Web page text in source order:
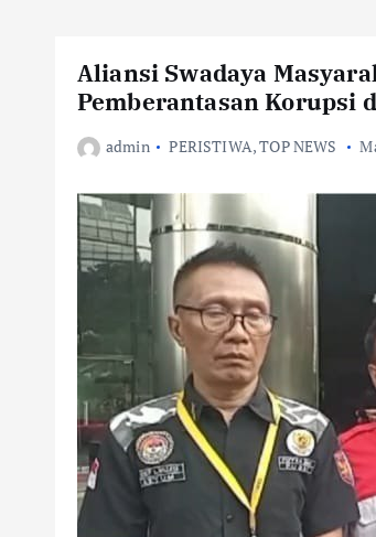
Aliansi Swadaya
Pemberantasan Korupsi
admin PERISTIWA,TOP NEWS